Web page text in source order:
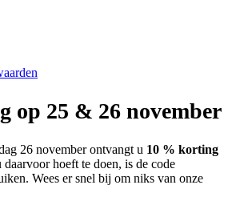
op 25 & 26 november
26 november ontvangt u 10 % korting
hoeft te doen, is de code
Wees er snel bij om niks van onze